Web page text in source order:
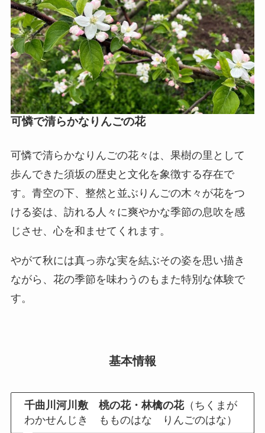
可憐で清らかなりんごの花
可憐で清らかなりんごの花々は、果樹の里として
歩んできた須坂の歴史と文化を象徴する存在で
す。青空の下、整然と並ぶりんごの木々が花をつ
ける姿は、訪れる人々に爽やかな季節の息吹を感
じさせ、心を和ませてくれます。
やがて秋には真っ赤な実を結ぶその姿を思い描き
ながら、花の季節を味わうのもまた特別な体験で
す。
基本情報
千曲川河川敷 桃の花・林檎の花（ちくまが
わかせんじき もものはな りんごのはな）